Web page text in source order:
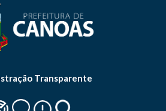
Transparente